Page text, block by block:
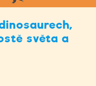
světa a